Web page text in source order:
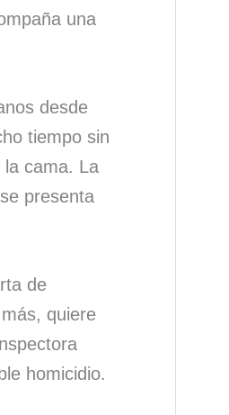
una
desde
tiempo sin
la cama. La
presenta
de
quiere
homicidio.